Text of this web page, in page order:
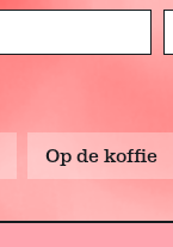
Op de koffie